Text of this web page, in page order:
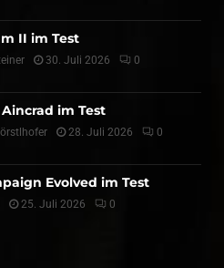
II im Test
30. Juli 2026 0
Aincrad im Test
28. Juli 2026 0
Evolved im Test
25. Juli 2026 0